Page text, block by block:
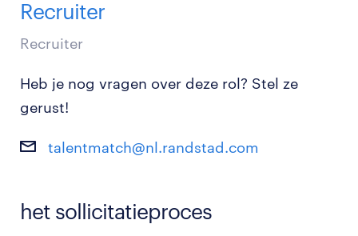
Recruiter
Recruiter
Heb je nog vragen over deze rol? Stel ze
gerust!
talentmatch@nl.randstad.com
het sollicitatieproces